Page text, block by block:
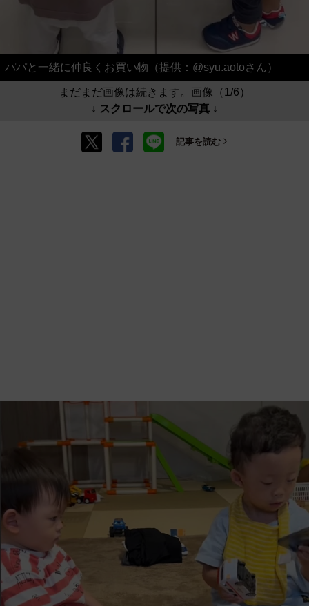
パパと一緒に仲良くお買い物（提供：@syu.aotoさん）
まだまだ画像は続きます。画像（1/6）
↓ スクロールで次の写真 ↓
記事を読む